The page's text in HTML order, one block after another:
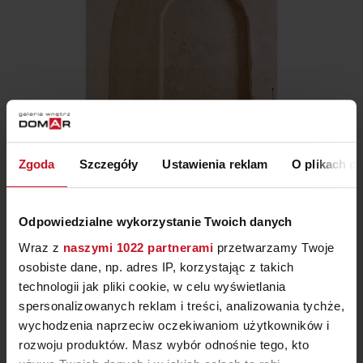
Zgoda Szczegóły Ustawienia reklam O plikach
Odpowiedzialne wykorzystanie Twoich danych
Wraz z naszymi 1022 partnerami przetwarzamy Twoje
osobiste dane, np. adres IP, korzystając z takich
technologii jak pliki cookie, w celu wyświetlania
spersonalizowanych reklam i treści, analizowania tychże,
wychodzenia naprzeciw oczekiwaniom użytkowników i
rozwoju produktów. Masz wybór odnośnie tego, kto
STOLIK DELIEN
OD2 600 ZŁ